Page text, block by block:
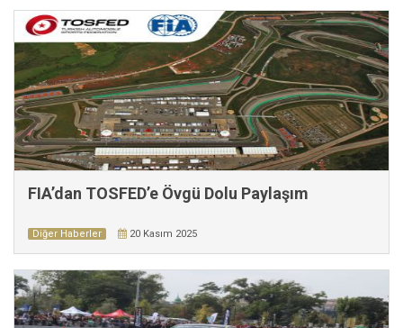
FIA’dan TOSFED’e Övgü Dolu Paylaşım
Diğer Haberler 20 Kasım 2025